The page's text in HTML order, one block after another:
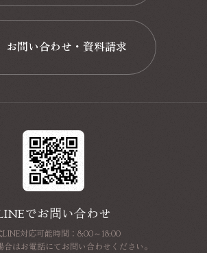
お問い合わせ・資料請求
でお問い合わせ
LINE対応可能時間：8:00～18:00
はお電話にてお問い合わせください。